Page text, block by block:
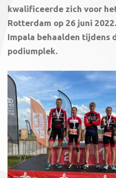
kwalificeerde zich voor
Rotterdam op 26 juni
Impala behaalden tijdens
podiumplek.